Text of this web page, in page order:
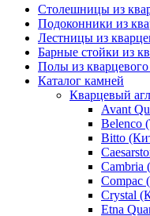
Столешницы из
Подоконники из
Лестницы из
Барные стойки из
Полы из кварцевого
Каталог камней
Кварцевый
Avant
Belenco
Bitto
Compac
Crystal
Etna